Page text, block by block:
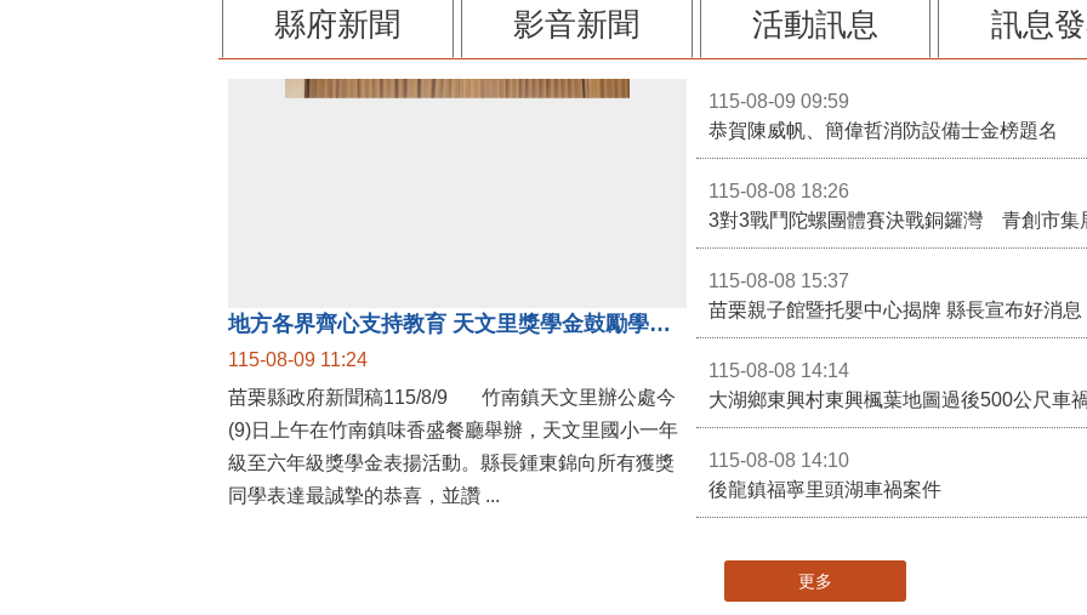
縣府新聞 影音新聞 活動訊息 訊息
地方各界齊心支持教育 天文里獎學金鼓勵學童勇敢追夢
115-08-09 11:24
苗栗縣政府新聞稿115/8/9 竹南鎮天文里辦公處今
(9)日上午在竹南鎮味香盛餐廳舉辦，天文里國小一年
級至六年級獎學金表揚活動。縣長鍾東錦向所有獲獎
同學表達最誠摯的恭喜，並讚 ...
115-08-09 09:59
恭賀陳威帆、簡偉哲消防設備士金榜題名
115-08-08 18:26
3對3戰鬥陀螺團體賽決戰銅鑼灣 青創市集
115-08-08 15:37
苗栗親子館暨托嬰中心揭牌 縣長宣布好消
115-08-08 14:14
大湖鄉東興村東興楓葉地圖過後500公尺車
115-08-08 14:10
後龍鎮福寧里頭湖車禍案件
更多